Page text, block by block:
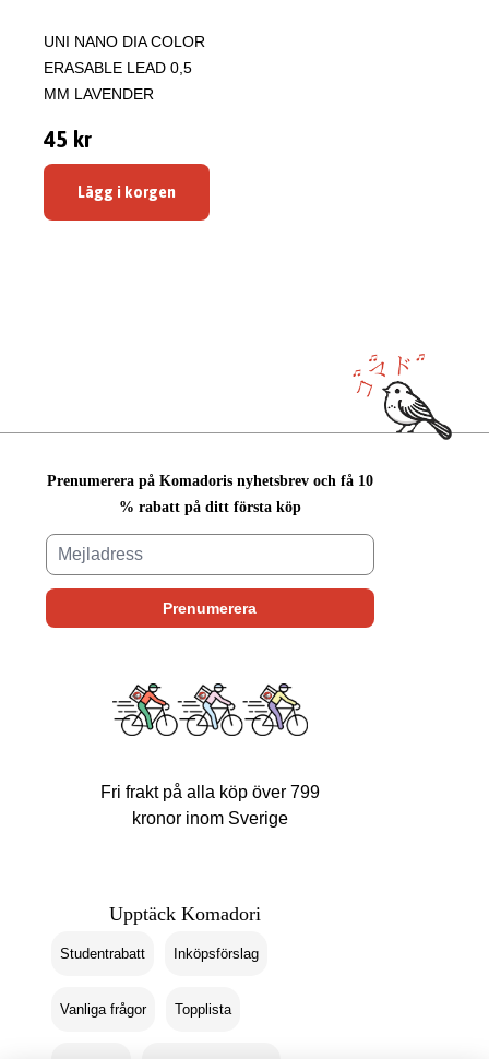
UNI NANO DIA COLOR
ERASABLE LEAD 0,5
MM LAVENDER
45 kr
Lägg i korgen
Prenumerera på Komadoris nyhetsbrev och få 10
% rabatt på ditt första köp
Fri frakt på alla köp över 799
kronor inom Sverige
Upptäck Komadori
Studentrabatt Inköpsförslag
Vanliga frågor Topplista